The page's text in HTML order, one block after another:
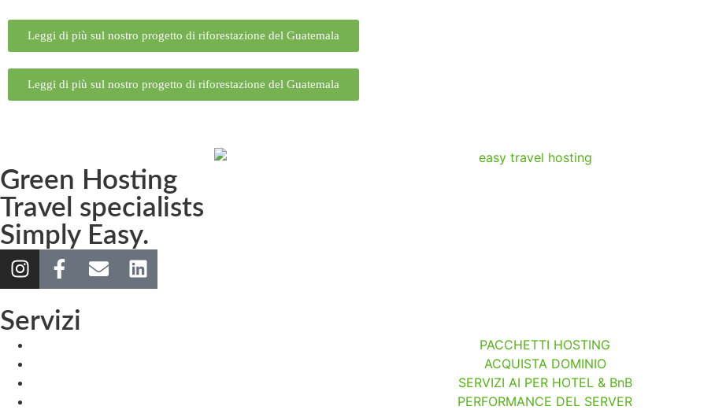
Leggi di più sul nostro progetto di riforestazione del Guatemala
Leggi di più sul nostro progetto di riforestazione del Guatemala
Green Hosting
Travel specialists
Simply Easy.
Servizi
PACCHETTI HOSTING
ACQUISTA DOMINIO
SERVIZI AI PER HOTEL & BnB
PERFORMANCE DEL SERVER